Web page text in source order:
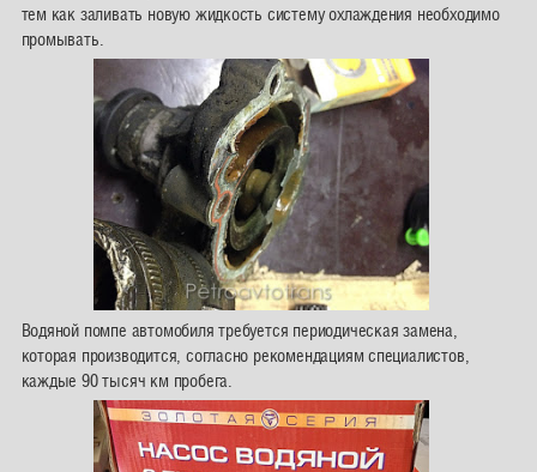
тем как заливать новую жидкость систему охлаждения необходимо
промывать.
Водяной помпе автомобиля требуется периодическая замена,
которая производится, согласно рекомендациям специалистов,
каждые 90 тысяч км пробега.